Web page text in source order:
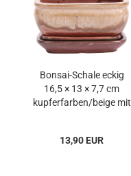
Bonsai-Schale eckig
16,5 × 13 × 7,7 cm
kupferfarben/beige mit
13,90 EUR